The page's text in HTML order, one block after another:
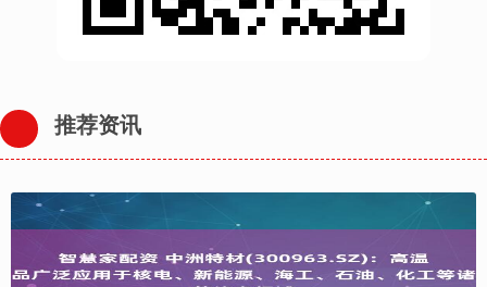
推荐资讯